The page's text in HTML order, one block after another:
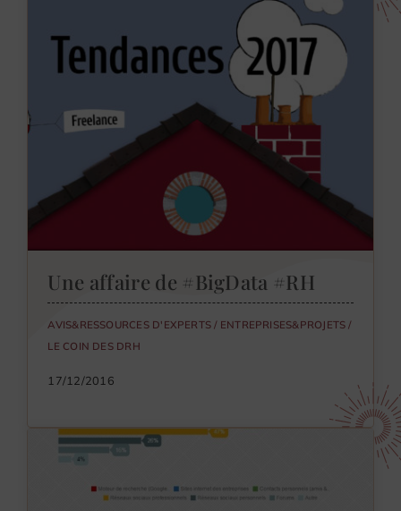
Une affaire de #BigData #RH
AVIS&RESSOURCES D'EXPERTS / ENTREPRISES&PROJETS /
LE COIN DES DRH
17/12/2016